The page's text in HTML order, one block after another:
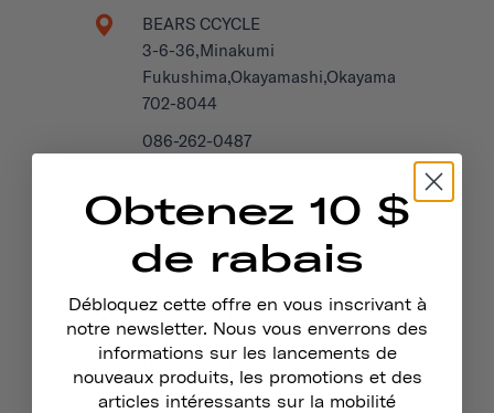
BEARS CCYCLE
3-6-36,Minakumi
Fukushima,Okayamashi,Okayama
702-8044
086-262-0487
BEIC & LIFESTYLE
Seestrasse 115
Horn TG, 9326
BELL'S BICYCLES
4 George St
Hastings, TN34 3EG
United Kingdom
Obtenez 10 $
de rabais
Débloquez cette offre en vous inscrivant à
notre newsletter. Nous vous enverrons des
informations sur les lancements de
nouveaux produits, les promotions et des
articles intéressants sur la mobilité